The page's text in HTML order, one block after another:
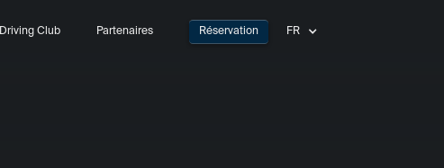
Driving Club Partenaires Réservation FR